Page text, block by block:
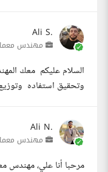
Ali S.
مهندس
السلام عليكم معك
وتحقيق استفاده
Ali N.
مهندس